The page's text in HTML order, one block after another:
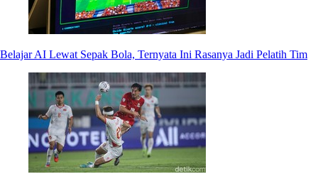
Belajar AI Lewat Sepak Bola, Ternyata Ini Rasanya Jadi Pelatih Tim